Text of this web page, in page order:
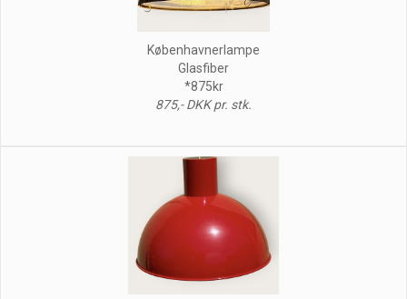
Københavnerlampe
Glasfiber
*875kr
875,- DKK pr. stk.